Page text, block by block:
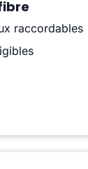
raccordables